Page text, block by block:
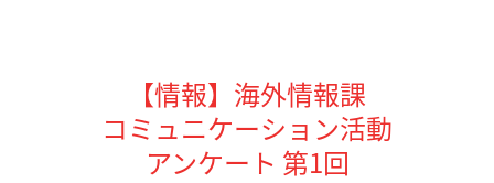
【情報】海外情報課
コミュニケーション活動
アンケート 第1回